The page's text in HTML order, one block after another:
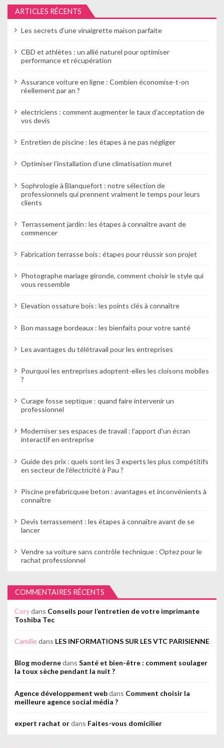
l
’
a
t
c
l
ARTICLES RÉCENTS
Les secrets d’une vinaigrette maison parfaite
CBD et athlètes : un allié naturel pour optimiser
performance et récupération
Assurance voiture en ligne : Combien économise-t-on
réellement par an ?
electriciens : comment augmenter le taux d’acceptation de
vos devis
Entretien de piscine : les étapes à ne pas négliger
Optimiser l’installation d’une climatisation muret
Sophrologie à Blanquefort : notre sélection de
professionnels qui prennent vraiment le temps pour leurs
clients
Terrassement jardin : les étapes à connaître avant de
commencer
Fabrication terrasse bois : étapes pour réussir son projet
Photographe mariage gironde, comment choisir le style qui
vous ressemble
Elevation ossature bois : les points clés à connaître
Bon massage bordeaux : les bienfaits pour votre santé
Les avantages du télétravail pour les entreprises
Pourquoi les entreprises adoptent-elles les cloisons mobiles
?
Curage fosse septique : quand faire intervenir un
professionnel
Moderniser ses espaces de travail : l’apport d’un écran
interactif en entreprise
Guide des prix : quels sont les 3 experts les plus compétitifs
en secteur de l’électricité à Pau ?
Piscine prefabricquee beton : avantages et inconvénients à
connaître
Devis terrassement : les étapes à connaître avant de se
lancer
Vendre sa voiture sans contrôle technique : Optez pour le
rachat professionnel
COMMENTAIRES RÉCENTS
Corydans Conseils pour l’entretien de votre imprimante
Toshiba Tec
Camilledans LES INFORMATIONS SUR LES VTC PARISIENNE
Blog modernedans Santé et bien-être : comment soulager
la toux sèche pendant la nuit ?
Agence développement webdans Comment choisir la
meilleure agence social média ?
expert rachat ordans Faites-vous domicilier